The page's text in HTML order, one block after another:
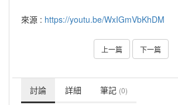
來源 : https://youtu.be/WxIGmVbKhDM
上一篇 下一篇
討論 詳細 筆記 (0)